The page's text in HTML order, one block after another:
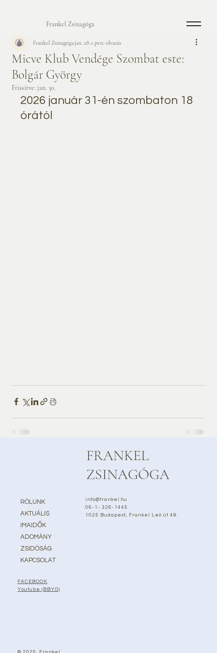
Frankel Zsinagóga
Micve Klub Vendége Szombat este:
Bolgár György
Frankel Zsinagóga jan. 28. 1 perc olvasás
Frissítve: jan. 30.
2026 január 31-én szombaton 18
órától
FRANKEL
ZSINAGÓGA
RÓLUNK
AKTUÁLIS
IMAIDŐK
ADOMÁNY
ZSIDÓSÁG
KAPCSOLAT
info@frankel.hu
06-1- 326-1445
1025 Budapest, Frankel Leó út 49.
FACEBOOK
Youtube (BBYO)
© 2025, Frankel